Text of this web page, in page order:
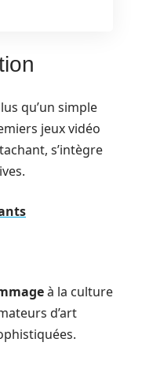
qu’un simple
jeux vidéo
s’intègre
à la culture
d’art